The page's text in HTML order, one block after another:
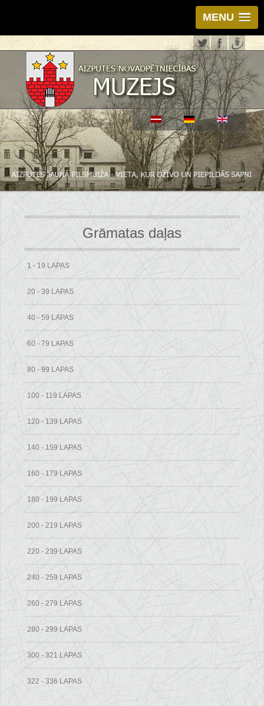
MENU
Grāmatas daļas
1 - 19 LAPAS
20 - 39 LAPAS
40 - 59 LAPAS
60 - 79 LAPAS
80 - 99 LAPAS
100 - 119 LAPAS
120 - 139 LAPAS
140 - 159 LAPAS
160 - 179 LAPAS
180 - 199 LAPAS
200 - 219 LAPAS
220 - 239 LAPAS
240 - 259 LAPAS
260 - 279 LAPAS
280 - 299 LAPAS
300 - 321 LAPAS
322 - 336 LAPAS